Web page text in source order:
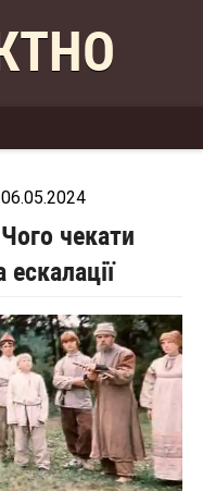
06.05.2024
чекати
ескалації